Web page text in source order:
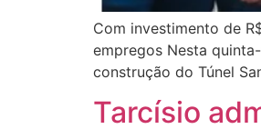
Com investimento de
empregos Nesta
construção do Túnel
Tarcísio